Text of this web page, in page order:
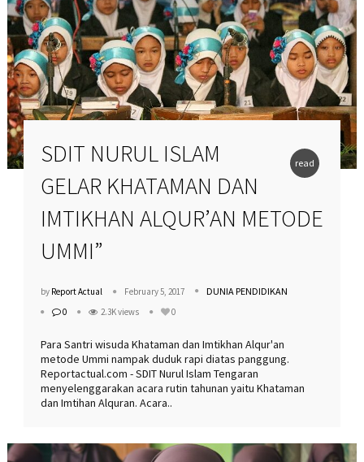
read
SDIT NURUL ISLAM
GELAR KHATAMAN DAN
IMTIKHAN ALQUR’AN METODE
UMMI”
by Report Actual February 5, 2017 DUNIA PENDIDIKAN
0 2.3K views 0
Para Santri wisuda Khataman dan Imtikhan Alqur'an
metode Ummi nampak duduk rapi diatas panggung.
Reportactual.com - SDIT Nurul Islam Tengaran
menyelenggarakan acara rutin tahunan yaitu Khataman
dan Imtihan Alquran. Acara..